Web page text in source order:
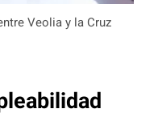
Veolia y la Cruz